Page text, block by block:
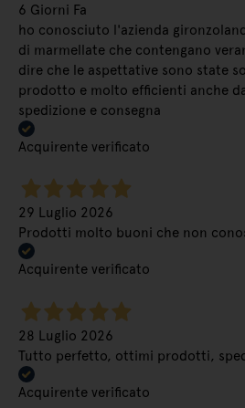
6 Giorni Fa
ho conosciuto l'azienda
di marmellate che contengano
dire che le aspettative sono state
prodotto e molto efficienti anche
spedizione e consegna
Acquirente verificato
29 Luglio 2026
Prodotti molto buoni che non
Acquirente verificato
28 Luglio 2026
Tutto perfetto, ottimi prodotti,
Acquirente verificato